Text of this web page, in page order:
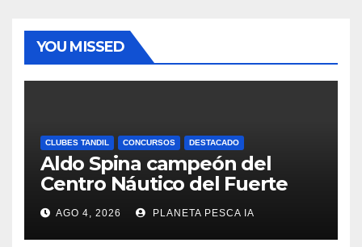
YOU MISSED
CLUBES TANDIL CONCURSOS DESTACADO
Aldo Spina campeón del
Centro Náutico del Fuerte
AGO 4, 2026 PLANETA PESCA IA